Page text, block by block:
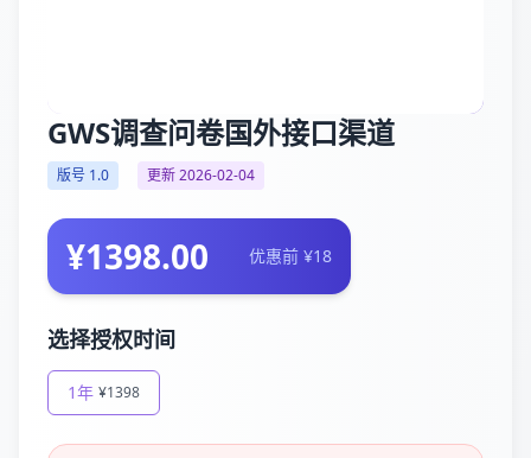
GWS调查问卷国外接口渠道
版号 1.0 更新 2026-02-04
¥1398.00 优惠前 ¥18
选择授权时间
1年 ¥1398